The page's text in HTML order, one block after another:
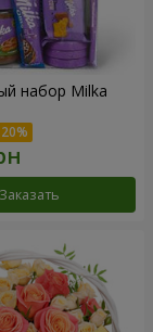
набор Milka
Заказать